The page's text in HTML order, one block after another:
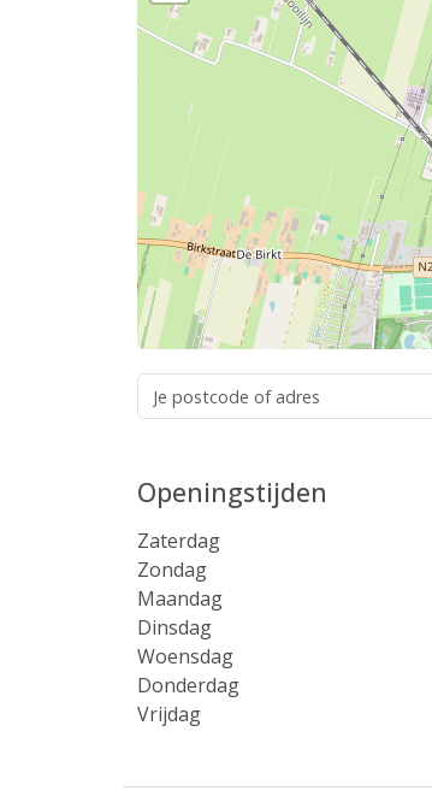
Openingstijden
Zaterdag
Zondag
Maandag
Dinsdag
Woensdag
Donderdag
Vrijdag